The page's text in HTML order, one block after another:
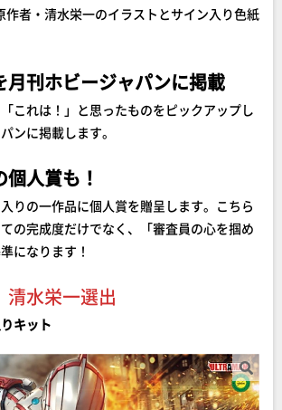
作者・清水栄一のイラストとサイン入り色紙
刊ホビージャパンに掲載
これは！」と思ったものをピックアップし
ンに掲載します。
人賞も！
りの一作品に個人賞を贈呈します。こちら
の完成度だけでなく、「審査員の心を掴め
になります！
清水栄一選出
キット